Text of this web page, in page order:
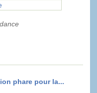
phare pour la...